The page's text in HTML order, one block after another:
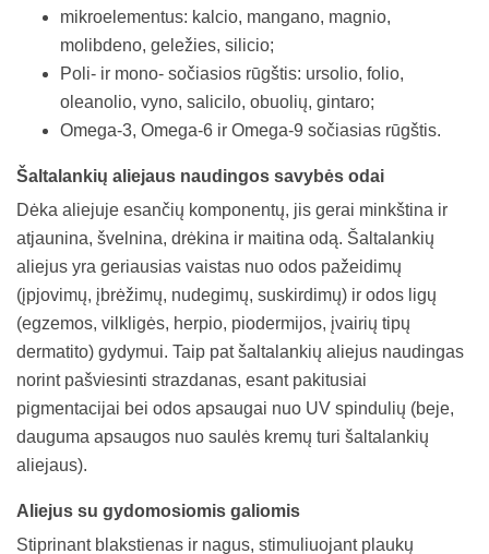
mikroelementus: kalcio, mangano, magnio,
molibdeno, geležies, silicio;
Poli- ir mono- sočiasios rūgštis: ursolio, folio,
oleanolio, vyno, salicilo, obuolių, gintaro;
Omega-3, Omega-6 ir Omega-9 sočiasias rūgštis.
Šaltalankių aliejaus naudingos savybės odai
Dėka aliejuje esančių komponentų, jis gerai minkština ir
atjaunina, švelnina, drėkina ir maitina odą. Šaltalankių
aliejus yra geriausias vaistas nuo odos pažeidimų
(įpjovimų, įbrėžimų, nudegimų, suskirdimų) ir odos ligų
(egzemos, vilkligės, herpio, piodermijos, įvairių tipų
dermatito) gydymui. Taip pat šaltalankių aliejus naudingas
norint pašviesinti strazdanas, esant pakitusiai
pigmentacijai bei odos apsaugai nuo UV spindulių (beje,
dauguma apsaugos nuo saulės kremų turi šaltalankių
aliejaus).
Aliejus su gydomosiomis galiomis
Stiprinant blakstienas ir nagus, stimuliuojant plaukų